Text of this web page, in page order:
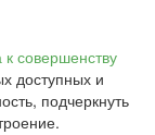
доступных и
подчеркнуть